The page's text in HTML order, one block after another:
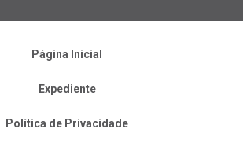
Página Inicial
Expediente
Política de Privacidade